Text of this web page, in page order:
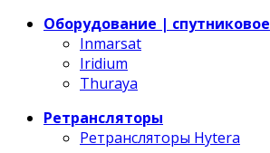
Оборудование | спутниковое
Inmarsat
Iridium
Thuraya
Ретрансляторы
Ретрансляторы Hytera